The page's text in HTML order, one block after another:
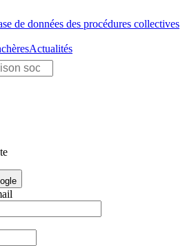
de données des procédures collectives
Actualités